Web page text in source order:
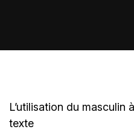
L’utilisation du masculin
texte